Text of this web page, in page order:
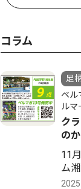
4
コラム
足
ベル
ルマ
ク
のか
11
ム